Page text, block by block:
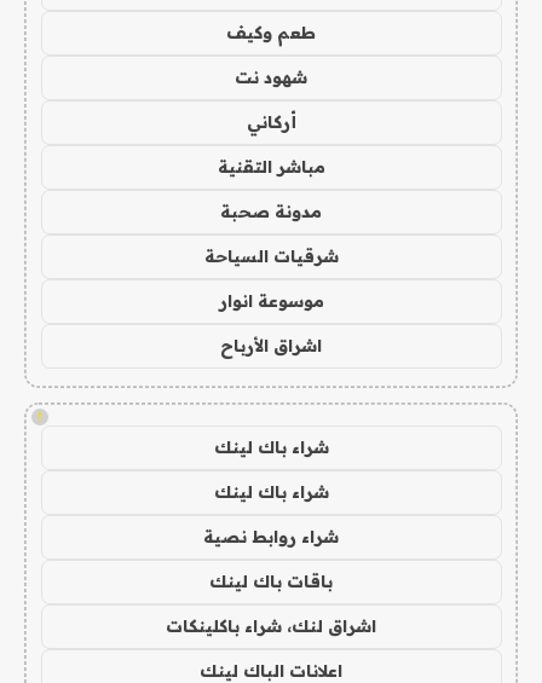
طعم وكيف
شهود نت
أركاني
مباشر التقنية
مدونة صحبة
شرقيات السياحة
موسوعة انوار
اشراق الأرباح
!
شراء باك لينك
شراء باك لينك
شراء روابط نصية
باقات باك لينك
اشراق لنك، شراء باكلينكات
اعلانات الباك لينك